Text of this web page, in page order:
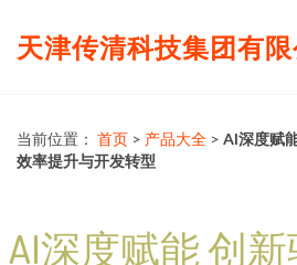
天津传清科技集团有限
当前位置： 首页 > 产品大全 > AI深度赋
效率提升与开发转型
AI深度赋能 创